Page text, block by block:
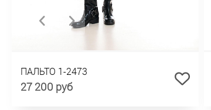
ПАЛЬТО 1-2473
27 200 руб